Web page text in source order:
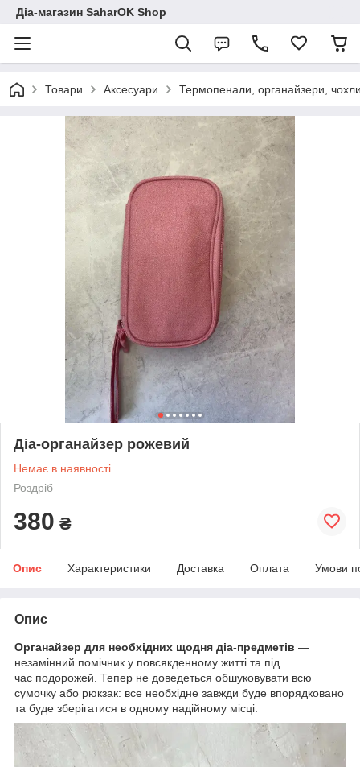
Діа-магазин SaharOK Shop
Товари Аксесуари Термопенали, органайзери,
Діа-органайзер рожевий
Немає в наявності
Роздріб
380 ₴
Опис Характеристики Доставка Оплата Умови
Опис
Органайзер для необхідних щодня діа-предметів —
незамінний помічник у повсякденному житті та під
час подорожей. Тепер не доведеться обшуковувати всю
сумочку або рюкзак: все необхідне завжди буде впорядковано
та буде зберігатися в одному надійному місці.